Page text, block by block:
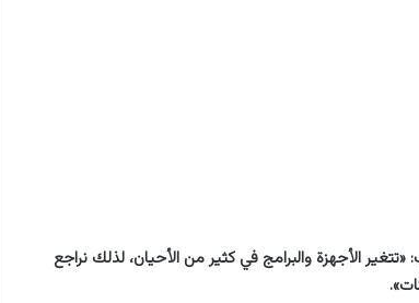
الأجهزة والبرامج في كثير من الأحيان، لذلك نراجع